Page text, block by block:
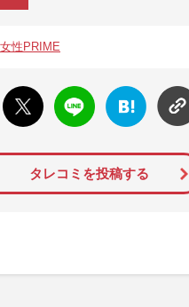
『週刊女性』の誌面に掲載され
性PRIME
X ポス
ト
LINE
はてな
ブック
マーク
タレコミを投稿する